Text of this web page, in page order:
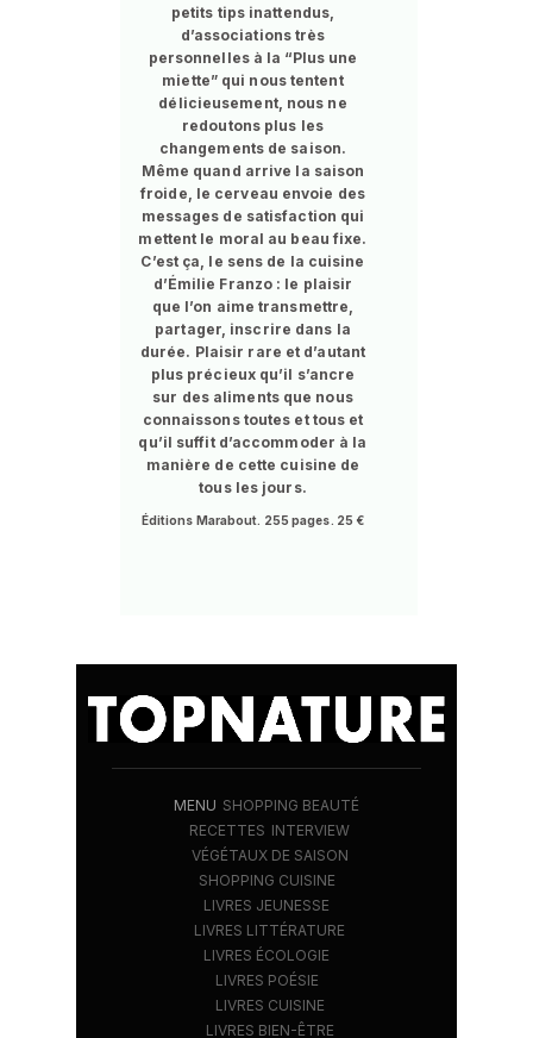
petits tips inattendus,
d’associations très
personnelles à la “Plus une
miette” qui nous tentent
délicieusement, nous ne
redoutons plus les
changements de saison.
Même quand arrive la saison
froide, le cerveau envoie des
messages de satisfaction qui
mettent le moral au beau fixe.
C’est ça, le sens de la cuisine
d’Émilie Franzo : le plaisir
que l’on aime transmettre,
partager, inscrire dans la
durée. Plaisir rare et d’autant
plus précieux qu’il s’ancre
sur des aliments que nous
connaissons toutes et tous et
qu’il suffit d’accommoder à la
manière de cette cuisine de
tous les jours.
Éditions Marabout. 255 pages. 25 €
MENU SHOPPING BEAUTÉ
RECETTES INTERVIEW
VÉGÉTAUX DE SAISON
SHOPPING CUISINE
LIVRES JEUNESSE
LIVRES LITTÉRATURE
LIVRES ÉCOLOGIE
LIVRES POÉSIE
LIVRES CUISINE
LIVRES BIEN-ÊTRE